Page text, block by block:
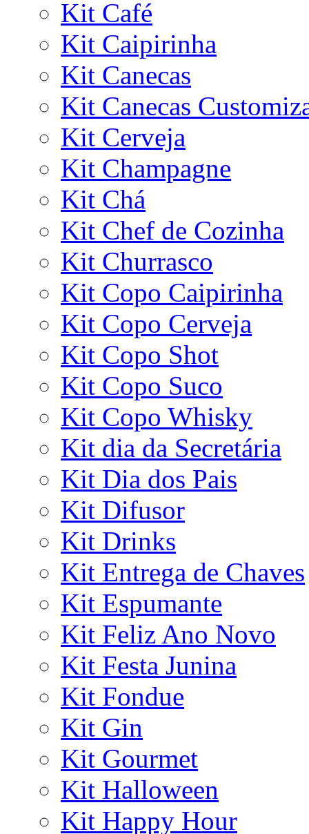
Kit Café
Kit Caipirinha
Kit Canecas
Kit Canecas
Kit Cerveja
Kit Champagne
Kit Chá
Kit Chef de Cozinha
Kit Churrasco
Kit Copo Caipirinha
Kit Copo Cerveja
Kit Copo Shot
Kit Copo Suco
Kit Copo Whisky
Kit dia da Secretária
Kit Dia dos Pais
Kit Difusor
Kit Drinks
Kit Entrega de Chaves
Kit Espumante
Kit Feliz Ano Novo
Kit Festa Junina
Kit Fondue
Kit Gin
Kit Gourmet
Kit Halloween
Kit Happy Hour